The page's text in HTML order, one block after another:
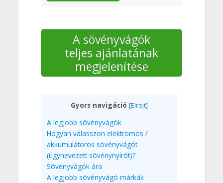
A sövényvágók
teljes ajánlatának
megjelenítése
Gyors navigáció [Elrejt]
A legjobb sövényvágók
Hogyan válasszon elektromos /
akkumulátoros sövényvágót
(úgynevezett sövénynyírót)?
Sövényvágók ára
A legjobb sövényvágó márkák